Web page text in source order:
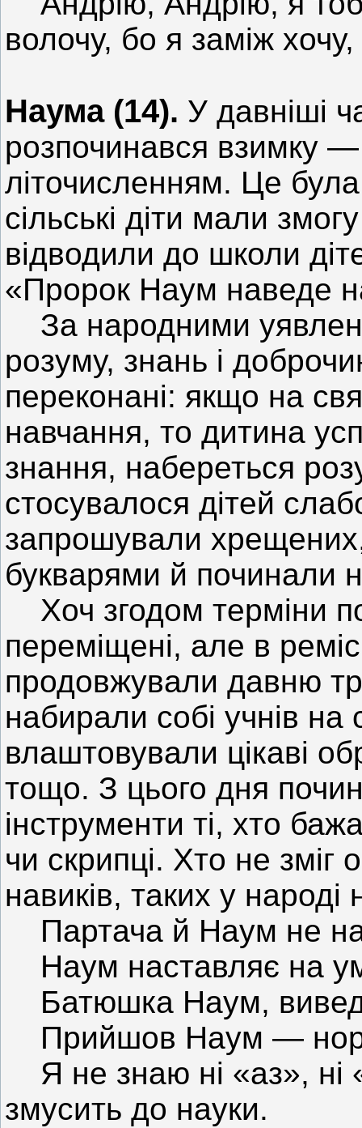
волочу, бо я заміж хочу,
Наума (14). У давніші
розпочинався взимку
літочисленням. Це
сільські діти мали
відводили до школи
«Пророк Наум наведе
За народними
розуму, знань і
переконані: якщо на
навчання, то дитина
знання, набереться
стосувалося дітей
запрошували
букварями й починали
Хоч згодом терміни
переміщені, але в
продовжували давню
набирали собі учнів
влаштовували цікаві
тощо. З цього дня
інструменти ті, хто
чи скрипці. Хто не зміг
навиків, таких у
Партача й Наум не
Наум наставляє на
Батюшка Наум,
Прийшов Наум —
Я не знаю ні «аз», ні
змусить до науки.